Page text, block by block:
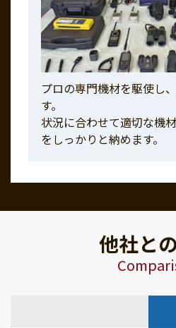
プロの専門機材を駆使し
す。
状況に合わせて適切な機
をしっかりと納めます。
他社と